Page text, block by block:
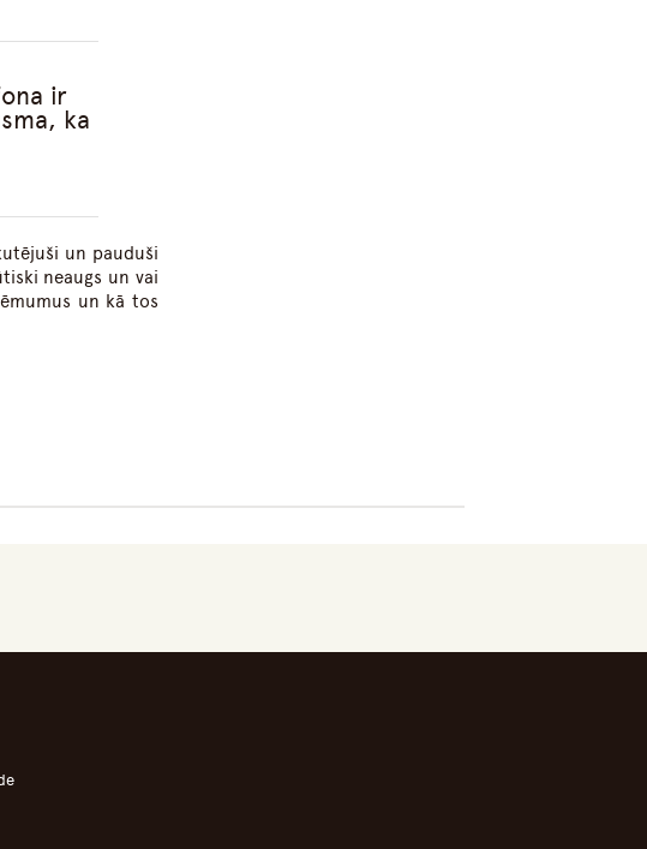
ir
ka
un pauduši
neaugs un vai
un kā tos